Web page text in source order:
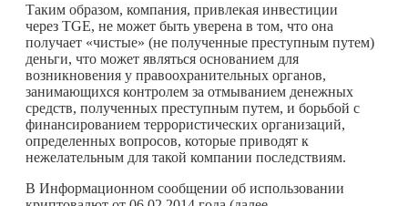
Таким образом, компания, привлекая инвестиции
через TGE, не может быть уверена в том, что она
получает «чистые» (не полученные преступным путем)
деньги, что может являться основанием для
возникновения у правоохранительных органов,
занимающихся контролем за отмыванием денежных
средств, полученных преступным путем, и борьбой с
финансированием террористических организаций,
определенных вопросов, которые приводят к
нежелательным для такой компании последствиям.
В Информационном сообщении об использовании